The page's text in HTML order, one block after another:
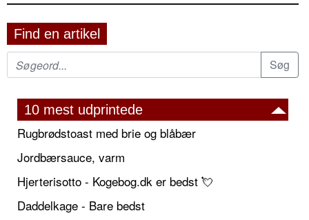
Find en artikel
10 mest udprintede
Rugbrødstoast med brie og blåbær
Jordbærsauce, varm
Hjerterisotto - Kogebog.dk er bedst 💘
Daddelkage - Bare bedst